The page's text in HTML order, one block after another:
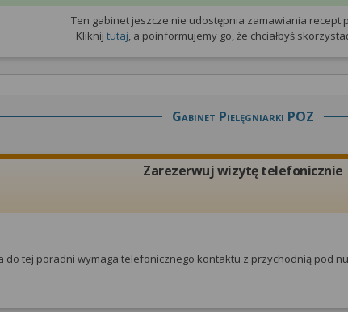
Ten gabinet jeszcze nie udostępnia zamawiania recept
Kliknijtutaj, a poinformujemy go, że chciałbyś
Gabinet Pielęgniarki POZ
Zarezerwuj wizytę telefonicznie
do tej poradni wymaga telefonicznego kontaktu z przychodnią pod